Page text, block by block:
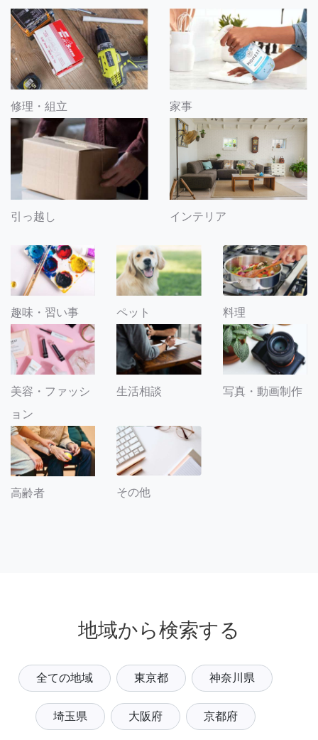
修理・組立 家事
引っ越し インテリア
趣味・習い事 ペット 料理
美容・ファッシ
ョン
生活相談 写真・動画制作
高齢者 その他
地域から検索する
全ての地域 東京都 神奈川県
埼玉県 大阪府 京都府